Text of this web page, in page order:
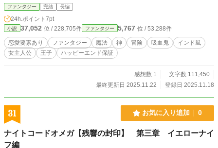
けるうちに、惹かれ合うようになるのだった。胸毛の伯爵と
巨乳の魔女の追撃をかわしつつ、皇帝の秘宝を目指す＜01〜
16話 シンドラ編＞、ブリタニア宮廷で虐められ、ついにアン
ジュが火刑に処される＜17〜27話 ブリタニア編＞。ぼやき王
子とツンデレ少女のマサラ・ムービー風冒険活劇。全31話。
ファンタジー 完結 長編
24h.ポイント 7pt
小説 37,052 位 / 228,705件 ファンタジー 5,767 位 / 53,288件
恋愛要素あり ファンタジー 魔法 神 冒険 吸血鬼
インド風
女主人公
王子 ハッピーエンド保証
感想数 1
文字数 111,450
最終更新日 2025.11.22
登録日 2025.11.18
31 お気に入り追加 0
ナイトコードオメガ【残響の封印】 第三章 イエローナイ
フ編